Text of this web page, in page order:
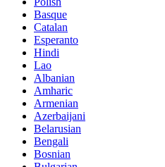
Basque
Catalan
Esperanto
Hindi
Lao
Albanian
Amharic
Armenian
Azerbaijani
Belarusian
Bengali
Bosnian